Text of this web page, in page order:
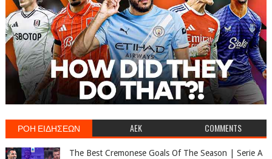
ΡΟΗ ΕΙΔΗΣΕΩΝ AEK COMMENTS
The Best Cremonese Goals Of The Season | Serie A